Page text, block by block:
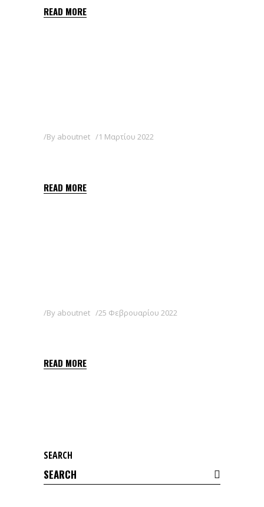
READ MORE
By aboutnet 1 Μαρτίου 2022
READ MORE
By aboutnet 25 Φεβρουαρίου 2022
READ MORE
SEARCH
Search
for: